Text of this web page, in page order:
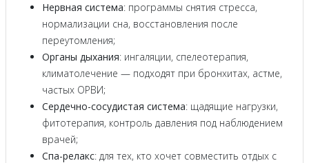
Нервная система: программы снятия стресса,
нормализации сна, восстановления после
переутомления;
Органы дыхания: ингаляции, спелеотерапия,
климатолечение — подходят при бронхитах, астме,
частых ОРВИ;
Сердечно-сосудистая система: щадящие нагрузки,
фитотерапия, контроль давления под наблюдением
врачей;
Спа-релакс: для тех, кто хочет совместить отдых с